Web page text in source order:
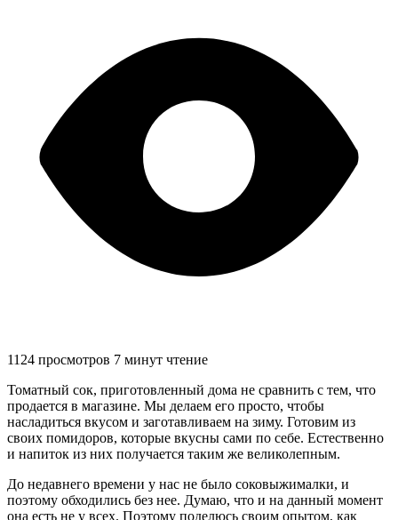
1124 просмотров 7 минут чтение
Томатный сок, приготовленный дома не сравнить с тем, что
продается в магазине. Мы делаем его просто, чтобы
насладиться вкусом и заготавливаем на зиму. Готовим из
своих помидоров, которые вкусны сами по себе. Естественно
и напиток из них получается таким же великолепным.
До недавнего времени у нас не было соковыжималки, и
поэтому обходились без нее. Думаю, что и на данный момент
она есть не у всех. Поэтому поделюсь своим опытом, как